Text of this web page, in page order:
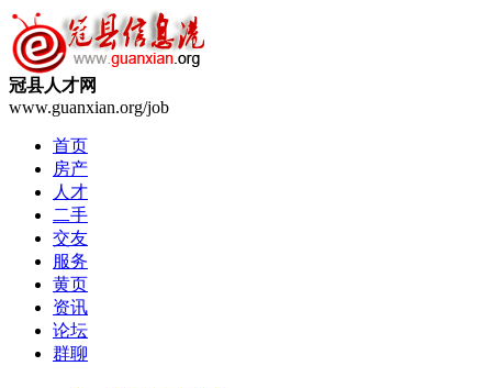
冠县人才网
www.guanxian.org/job
首页
房产
人才
二手
交友
服务
黄页
资讯
论坛
群聊